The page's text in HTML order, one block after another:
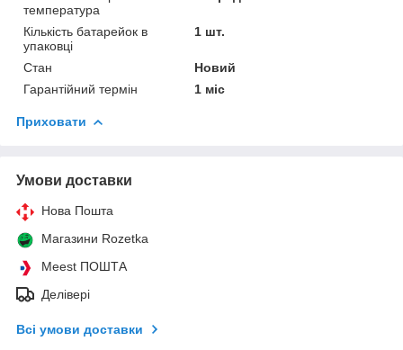
температура
Кількість батарейок в
упаковці
1 шт.
Стан
Новий
Гарантійний термін
1 міс
Приховати
Умови доставки
Нова Пошта
Магазини Rozetka
Meest ПОШТА
Делівері
Всі умови доставки